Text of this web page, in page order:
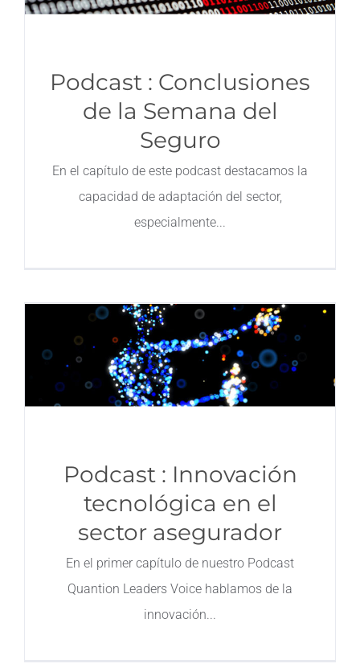
Podcast : Conclusiones
de la Semana del
Seguro
En el capítulo de este podcast destacamos la
capacidad de adaptación del sector,
especialmente
Podcast : Innovación
tecnológica en el
sector asegurador
En el primer capítulo de nuestro Podcast
Quantion Leaders Voice hablamos de la
innovación